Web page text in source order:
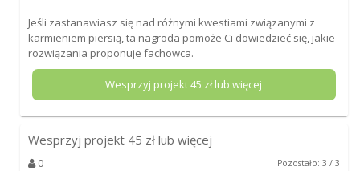
Jeśli zastanawiasz się nad różnymi kwestiami związanymi z
karmieniem piersią, ta nagroda pomoże Ci dowiedzieć się, jakie
rozwiązania proponuje fachowca.
Wesprzyj projekt45 zł lub więcej
Wesprzyj projekt 45 zł lub więcej
0 Pozostało: 3 / 3